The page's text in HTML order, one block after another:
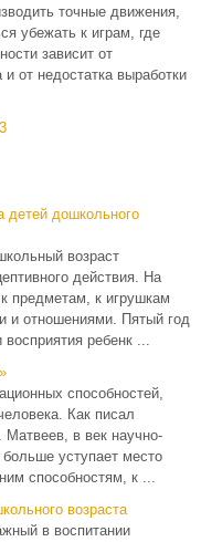
точные движения,
убежать к играм, где
зависит от
от недостатка выработки
3
детей дошкольного
возраст
действия. На
предметам, к игрушкам
и отношениями. Пятый год
ребенк ...
способностей,
Как писал
в век научно-
уступает место
способностям, к ...
возраста
в воспитании